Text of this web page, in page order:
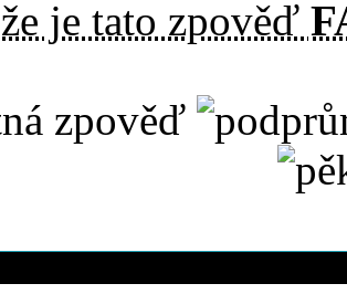
je tato zpověď